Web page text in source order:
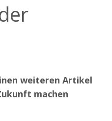
weiteren Artikel
machen